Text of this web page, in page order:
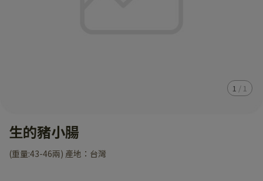
1 / 1
生的豬小腸
(重量:43-46兩) 產地：台灣